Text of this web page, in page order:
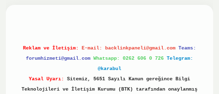
Reklam ve İletişim: E-mail: backlinkpaneli@gmail.com Teams:
forumhizmeti@gmail.com Whatsapp: 0262 606 0 726 Telegram:
@karabul
Yasal Uyarı:
Sitemiz, 5651 Sayılı Kanun gereğince Bilgi
Teknolojileri ve İletişim Kurumu (BTK) tarafından onaylanmış